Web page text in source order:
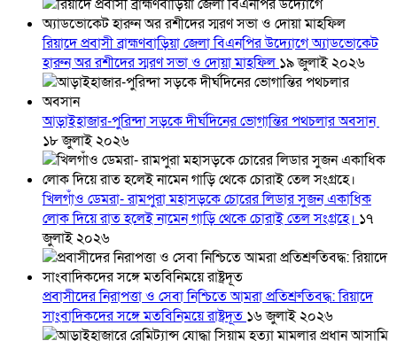
রিয়াদে প্রবাসী ব্রাহ্মণবাড়িয়া জেলা বিএনপির উদ্যোগে অ্যাডভোকেট
হারুন অর রশীদের স্মরণ সভা ও দোয়া মাহফিল ১৯ জুলাই ২০২৬
আড়াইহাজার-পুরিন্দা সড়কে দীর্ঘদিনের ভোগান্তির পথচলার অবসান
১৮ জুলাই ২০২৬
খিলগাঁও ডেমরা- রামপুরা মহাসড়কে চোরের লিডার সুজন একাধিক
লোক দিয়ে রাত হলেই নামেন গাড়ি থেকে চোরাই তেল সংগ্রহে। ১৭
জুলাই ২০২৬
প্রবাসীদের নিরাপত্তা ও সেবা নিশ্চিতে আমরা প্রতিশ্রুতিবদ্ধ: রিয়াদে
সাংবাদিকদের সঙ্গে মতবিনিময়ে রাষ্ট্রদূত ১৬ জুলাই ২০২৬